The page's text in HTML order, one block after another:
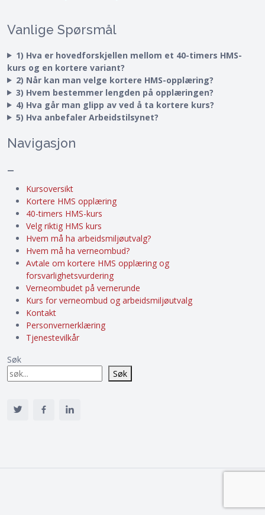
Vanlige Spørsmål
1) Hva er hovedforskjellen mellom et 40-timers HMS-
kurs og en kortere variant?
2) Når kan man velge kortere HMS-opplæring?
3) Hvem bestemmer lengden på opplæringen?
4) Hva går man glipp av ved å ta kortere kurs?
5) Hva anbefaler Arbeidstilsynet?
Navigasjon
–
Kursoversikt
Kortere HMS opplæring
40-timers HMS-kurs
Velg riktig HMS kurs
Hvem må ha arbeidsmiljøutvalg?
Hvem må ha verneombud?
Avtale om kortere HMS opplæring og
forsvarlighetsvurdering
Verneombudet på vernerunde
Kurs for verneombud og arbeidsmiljøutvalg
Kontakt
Personvernerklæring
Tjenestevilkår
Søk
Søk